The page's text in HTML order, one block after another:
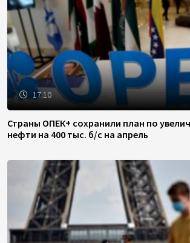
17:10
Страны ОПЕК+ сохранили план по
нефти на 400 тыс. б/с на апрель